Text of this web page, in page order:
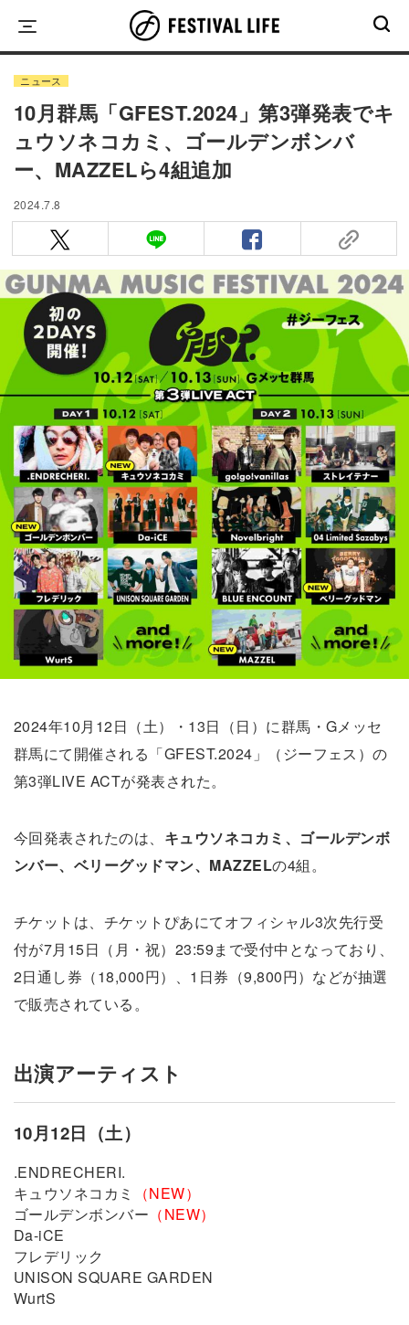
content
ニュース
10月群馬「GFEST.2024」第3弾発表でキ
ュウソネコカミ、ゴールデンボンバ
ー、MAZZELら4組追加
2024.7.8
2024年10月12日（土）・13日（日）に群馬・Gメッセ
群馬にて開催される「GFEST.2024」（ジーフェス）の
第3弾LIVE ACTが発表された。
今回発表されたのは、 キュウソネコカミ、ゴールデンボ
ンバー、ベリーグッドマン、MAZZELの4組。
チケットは、チケットぴあにてオフィシャル3次先行受
付が7月15日（月・祝）23:59まで受付中となっており、
2日通し券（18,000円）、1日券（9,800円）などが抽選
で販売されている。
出演アーティスト
10月12日（土）
.ENDRECHERI.
キュウソネコカミ
（NEW）
ゴールデンボンバー （NEW）
Da-iCE
フレデリック
UNISON SQUARE GARDEN
WurtS